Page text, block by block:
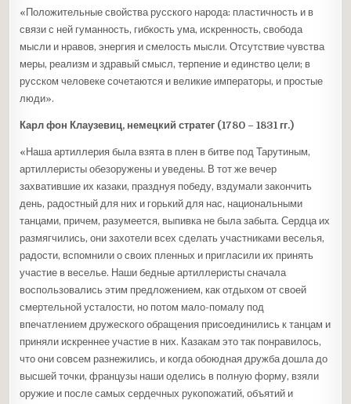
«Положительные свойства русского народа: пластичность и в
связи с ней гуманность, гибкость ума, искренность, свобода
мысли и нравов, энергия и смелость мысли. Отсутствие чувства
меры, реализм и здравый смысл, терпение и единство цели; в
русском человеке сочетаются и великие императоры, и простые
люди».
Карл фон Клаузевиц, немецкий стратег (1780 – 1831 гг.)
«Наша артиллерия была взята в плен в битве под Тарутиным,
артиллеристы обезоружены и уведены. В тот же вечер
захватившие их казаки, празднуя победу, вздумали закончить
день, радостный для них и горький для нас, национальными
танцами, причем, разумеется, выпивка не была забыта. Сердца их
размягчились, они захотели всех сделать участниками веселья,
радости, вспомнили о своих пленных и пригласили их принять
участие в веселье. Наши бедные артиллеристы сначала
воспользовались этим предложением, как отдыхом от своей
смертельной усталости, но потом мало-помалу под
впечатлением дружеского обращения присоединились к танцам и
приняли искреннее участие в них. Казакам это так понравилось,
что они совсем разнежились, и когда обоюдная дружба дошла до
высшей точки, французы наши оделись в полную форму, взяли
оружие и после самых сердечных рукопожатий, объятий и